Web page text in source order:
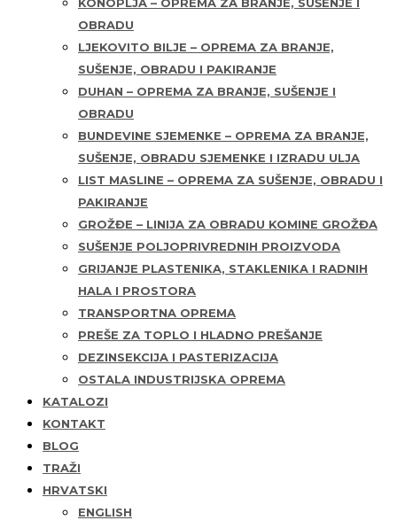
OBRADU
LJEKOVITO BILJE – OPREMA ZA BRANJE,
SUŠENJE, OBRADU I PAKIRANJE
DUHAN – OPREMA ZA BRANJE, SUŠENJE I
OBRADU
BUNDEVINE SJEMENKE – OPREMA ZA BRANJE,
SUŠENJE, OBRADU SJEMENKE I IZRADU ULJA
LIST MASLINE – OPREMA ZA SUŠENJE, OBRADU I
PAKIRANJE
GROŽĐE – LINIJA ZA OBRADU KOMINE GROŽĐA
SUŠENJE POLJOPRIVREDNIH PROIZVODA
GRIJANJE PLASTENIKA, STAKLENIKA I RADNIH
HALA I PROSTORA
TRANSPORTNA OPREMA
PREŠE ZA TOPLO I HLADNO PREŠANJE
DEZINSEKCIJA I PASTERIZACIJA
OSTALA INDUSTRIJSKA OPREMA
KATALOZI
KONTAKT
BLOG
TRAŽI
HRVATSKI
ENGLISH